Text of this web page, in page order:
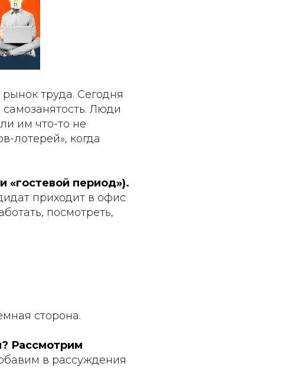
труда. Сегодня
Люди
им что-то не
лотерей», когда
«гостевой период»).
приходит в офис
посмотреть,
сторона.
Рассмотрим
в рассуждения